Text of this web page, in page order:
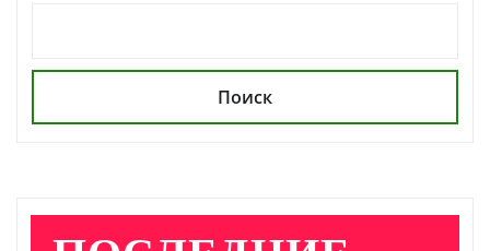
Поиск